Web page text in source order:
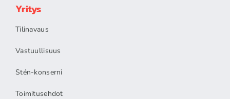
Yritys
Tilinavaus
Vastuullisuus
Stén-konserni
Toimitusehdot